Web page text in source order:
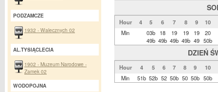
Hour 4 5 6 7 8 9 10
Min
03b
49b
18
49b
19
49b
19
49b
19
49
20
50b
DZIEŃ
Hour 4 5 6 7 8 9 10
Min
51b 52b 52 50b 50 50b 50b
PODZAMCZE
1932 - Walecznych 02
AL.TYSIĄCLECIA
1902 - Muzeum Narodowe -
Zamek 02
WODOPOJNA